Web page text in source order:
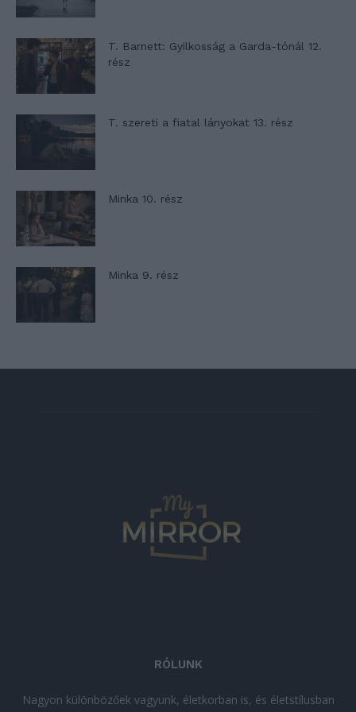
T. Barnett: Gyilkosság a Garda-tónál 12.
rész
T. szereti a fiatal lányokat 13. rész
Minka 10. rész
Minka 9. rész
RÓLUNK
Nagyon különbözőek vagyunk, életkorban is, és életstílusban